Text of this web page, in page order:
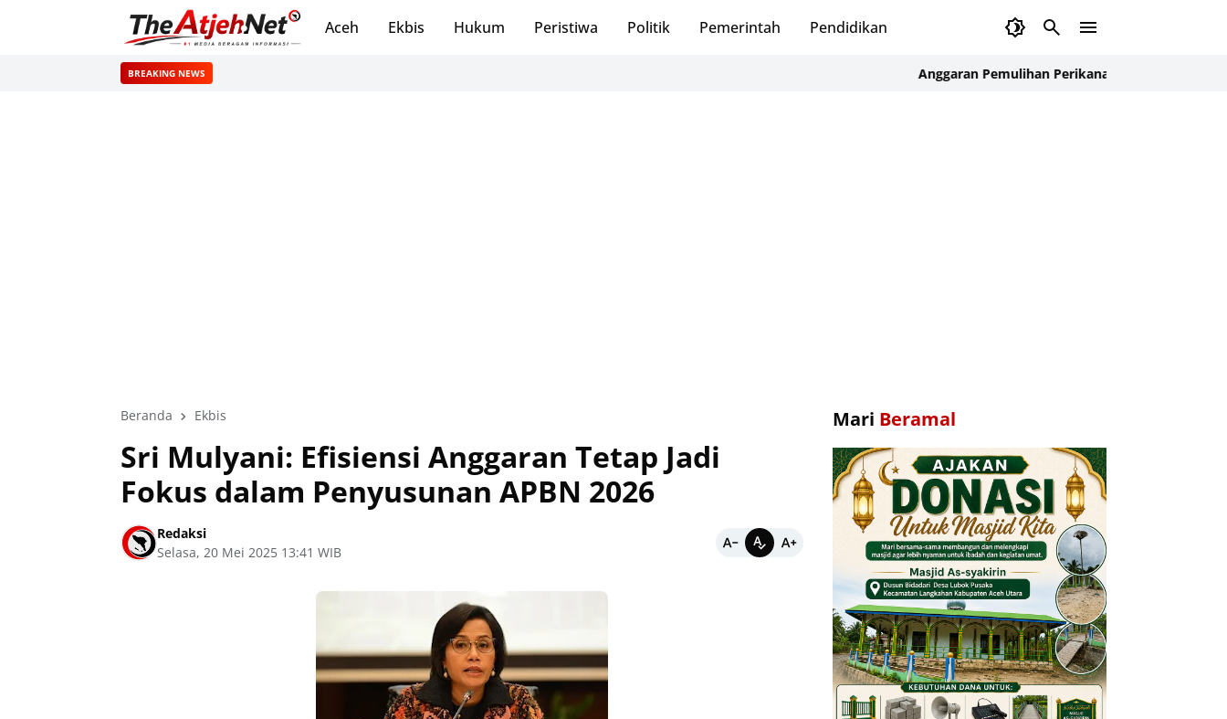
Aceh Ekbis Hukum Peristiwa Politik Pemerintah Pendidikan
BREAKING NEWS Anggaran Pemulihan Perikanan Aceh Rp1,5 Triliun,
Beranda Ekbis
Sri Mulyani: Efisiensi Anggaran Tetap Jadi
Fokus dalam Penyusunan APBN 2026
Redaksi
Selasa, 20 Mei 2025 13:41 WIB
Mari Beramal